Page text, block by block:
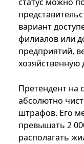
вариант
филиалов или
предприятий,
хозяйственную
Претендент на
абсолютно
штрафов. Его
превышать 2
располагать